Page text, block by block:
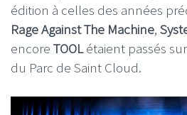
édition à celles des années
Rage Against The Machine,
encore TOOLétaient passés
du Parc de Saint Cloud.